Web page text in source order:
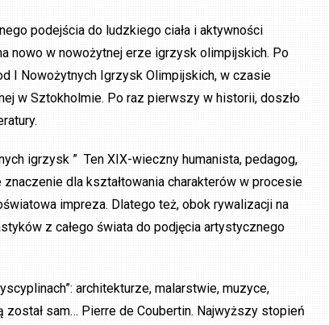
podejścia do ludzkiego ciała i aktywności
nowo w nowożytnej erze igrzysk olimpijskich. Po
I Nowożytnych Igrzysk Olimpijskich, w czasie
w Sztokholmie. Po raz pierwszy w historii, doszło
igrzysk ” Ten XIX-wieczny humanista, pedagog,
dla kształtowania charakterów w procesie
impreza. Dlatego też, obok rywalizacji na
z całego świata do podjęcia artystycznego
architekturze, malarstwie, muzyce,
sam… Pierre de Coubertin. Najwyższy stopień